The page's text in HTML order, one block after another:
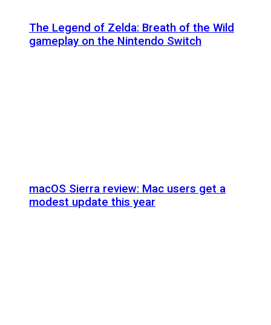
The Legend of Zelda: Breath of the Wild
gameplay on the Nintendo Switch
macOS Sierra review: Mac users get a
modest update this year